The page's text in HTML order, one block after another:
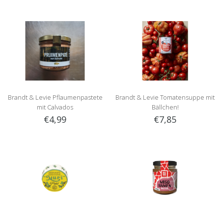
Brandt & Levie Pflaumenpastete
mit Calvados
€4,99
Brandt & Levie Tomatensuppe mit
Bällchen!
€7,85